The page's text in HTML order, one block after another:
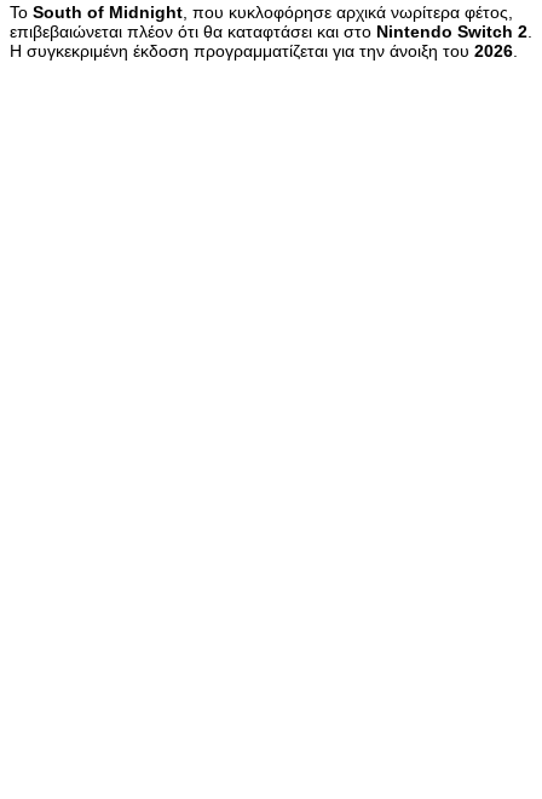
Το South of Midnight , που κυκλοφόρησε αρχικά νωρίτερα φέτος,
επιβεβαιώνεται πλέον ότι θα καταφτάσει και στο Nintendo Switch 2
Η συγκεκριμένη έκδοση προγραμματίζεται για την άνοιξη του 2026